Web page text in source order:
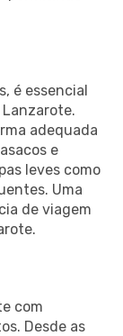
é essencial
adequada
e
leves como
Uma
de viagem
com
Desde as